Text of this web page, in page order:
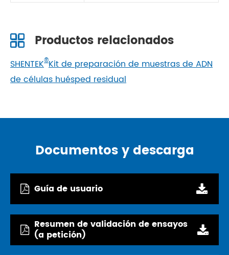
Productos relacionados
SHENTEK®Kit de preparación de muestras de ADN
de células huésped residual
Documentos y descarga
Guía de usuario
Resumen de validación de ensayos
(a petición)